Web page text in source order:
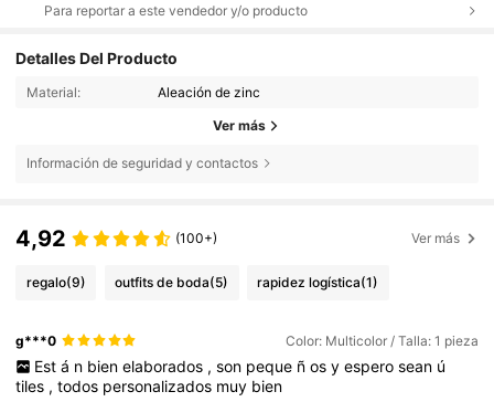
Para reportar a este vendedor y/o producto
Detalles Del Producto
Material: Aleación de zinc
Ver más
Información de seguridad y contactos
4,92 (100+) Ver más
regalo(9) outfits de boda(5) rapidez logística(1)
g***0 Color: Multicolor / Talla: 1 pieza
Est á n bien elaborados , son peque ñ os y espero sean ú
tiles ,todos personalizados muy bien